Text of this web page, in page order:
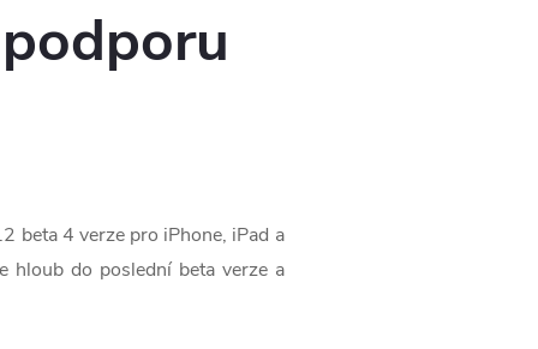
beta 4 verze pro iPhone, iPad a
hloub do poslední beta verze a